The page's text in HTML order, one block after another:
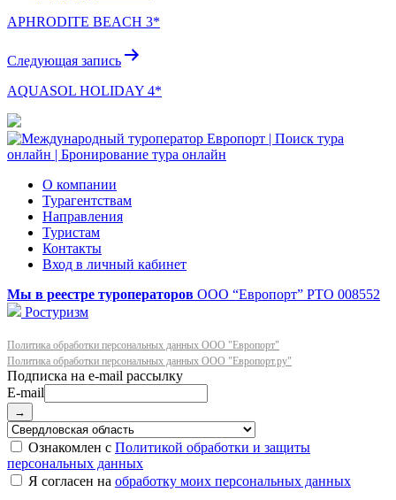
записям
APHRODITE BEACH 3*
Следующая запись
AQUASOL HOLIDAY 4*
О компании
Турагентствам
Направления
Туристам
Контакты
Вход в личный кабинет
Мы в реестре туроператоров ООО “Европорт” РТО 008552
Ростуризм
Политика обработки персональных данных ООО "Европорт"
Политика обработки персональных данных ООО "Европорт.ру"
E-mail
→
Ознакомлен с Политикой обработки и защиты
персональных данных
Я согласен на обработку моих персональных данных